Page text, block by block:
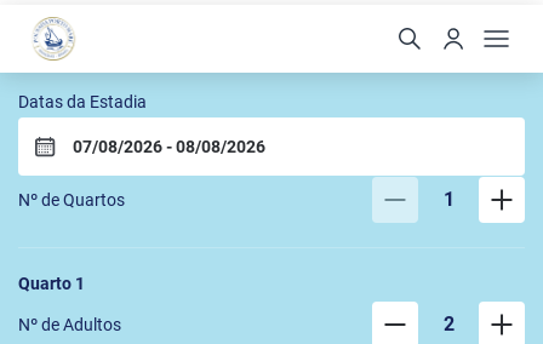
Pousada Porto Mare
Datas da Estadia
Nº de Quartos 1
Quarto 1
Nº de Adultos 2